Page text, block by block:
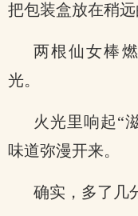
把包装盒放在稍远
两根仙女棒
光。
火光里响起“
味道弥漫开来。
确实，多了几